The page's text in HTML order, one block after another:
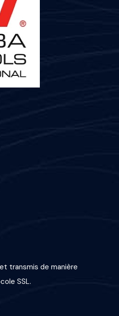
transmis de manière
SSL.